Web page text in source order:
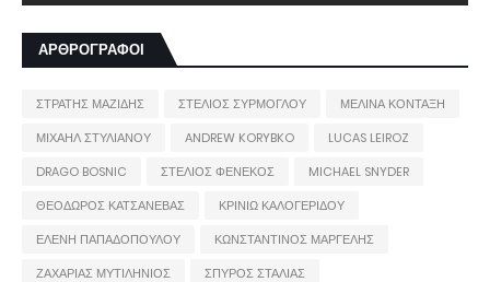
ΑΡΘΡΟΓΡΑΦΟΙ
ΣΤΡΑΤΗΣ ΜΑΖΙΔΗΣ ΣΤΕΛΙΟΣ ΣΥΡΜΟΓΛΟΥ
ΜΕΛΙΝΑ ΚΟΝΤΑΞΗ
ΜΙΧΑΗΛ ΣΤΥΛΙΑΝΟΥ
ANDREW KORYBKO
LUCAS LEIROZ
DRAGO BOSNIC
ΣΤΕΛΙΟΣ ΦΕΝΕΚΟΣ
MICHAEL SNYDER
ΘΕΟΔΩΡΟΣ ΚΑΤΣΑΝΕΒΑΣ
ΚΡΙΝΙΩ ΚΑΛΟΓΕΡΙΔΟΥ
ΕΛΕΝΗ ΠΑΠΑΔΟΠΟΥΛΟΥ
ΚΩΝΣΤΑΝΤΙΝΟΣ ΜΑΡΓΕΛΗΣ
ΖΑΧΑΡΙΑΣ ΜΥΤΙΛΗΝΙΟΣ
ΣΠΥΡΟΣ ΣΤΑΛΙΑΣ